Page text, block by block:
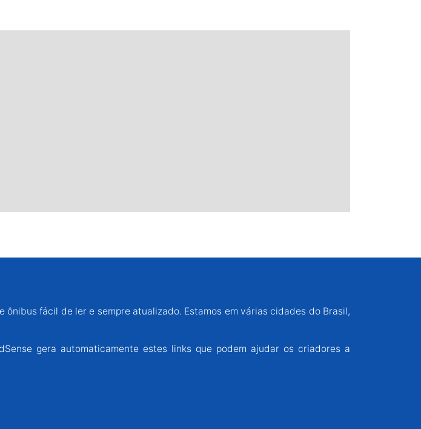
fácil de ler e sempre atualizado. Estamos em várias cidades do Brasil,
gera automaticamente estes links que podem ajudar os criadores a